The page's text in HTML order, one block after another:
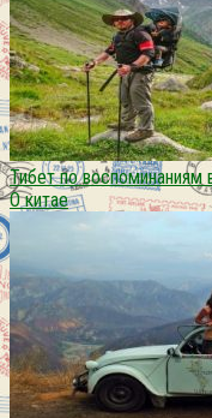
Тибет по воспоминаниям
О китае